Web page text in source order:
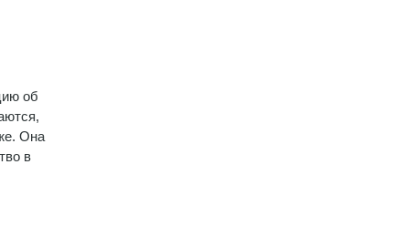
об
Она
в